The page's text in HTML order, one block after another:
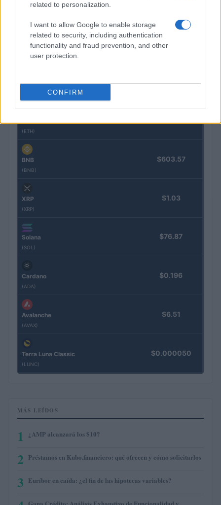
related to personalization.
I want to allow Google to enable storage
related to security, including authentication
functionality and fraud prevention, and other
user protection.
CONFIRM
COTIZACIONES CRYPTO
Bitcoin
Ethereum
(ETH)
BNB
(BNB)
$603.57
XRP
(XRP)
$1.03
Solana
(SOL)
$76.87
Cardano
(ADA)
$0.196
Avalanche
(AVAX)
$6.51
Terra Luna Classic
(LUNC)
$0.000050
MÁS LEÍDOS
1 ¿AMP alcanzará los $10?
2 Préstamos en Kubo.financiero: qué ofrecen y cómo solicitarlos
3 Euríbor en caída: ¿el fin de las hipotecas variables?